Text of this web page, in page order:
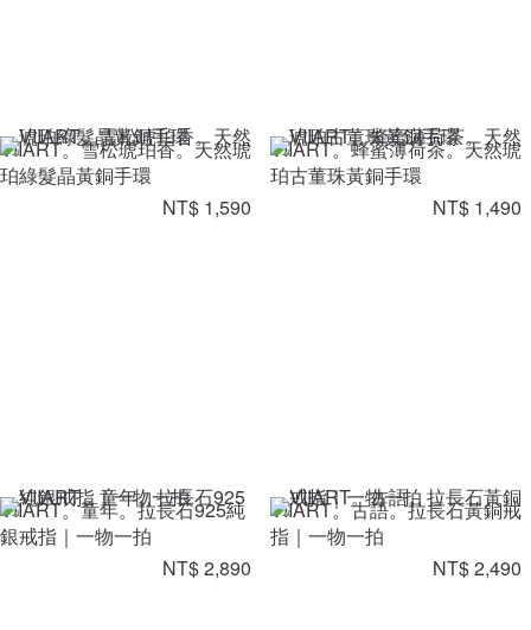
VIIART。雪松琥珀香。天然琥
珀綠髮晶黃銅手環
NT$ 1,590
VIIART。蜂蜜薄荷茶。天然琥
珀古董珠黃銅手環
NT$ 1,490
VIIART。童年。拉長石925純
銀戒指｜一物一拍
NT$ 2,890
VIIART。古語。拉長石黃銅戒
指｜一物一拍
NT$ 2,490